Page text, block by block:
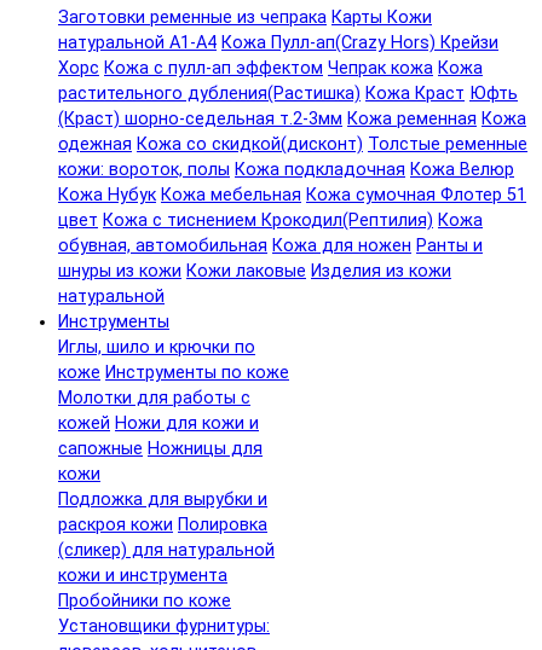
Заготовки ременные из чепрака Карты Кожи
натуральной А1-А4 Кожа Пулл-ап(Crazy Hors) Крейзи
Хорс Кожа с пулл-ап эффектом Чепрак кожа Кожа
растительного дубления(Растишка) Кожа Краст Юфть
(Краст) шорно-седельная т.2-3мм Кожа ременная Кожа
одежная Кожа со скидкой(дисконт) Толстые ременные
кожи: вороток, полы Кожа подкладочная Кожа Велюр
Кожа Нубук Кожа мебельная Кожа сумочная Флотер 51
цвет Кожа с тиснением Крокодил(Рептилия) Кожа
обувная, автомобильная Кожа для ножен Ранты и
шнуры из кожи Кожи лаковые Изделия из кожи
натуральной
Инструменты
Иглы, шило и крючки по
коже Инструменты по коже
Молотки для работы с
кожей Ножи для кожи и
сапожные Ножницы для
кожи
Подложка для вырубки и
раскроя кожи Полировка
(сликер) для натуральной
кожи и инструмента
Пробойники по коже
Установщики фурнитуры: